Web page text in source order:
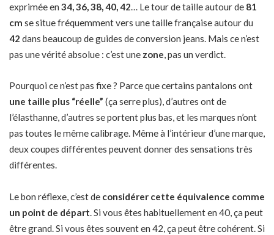
exprimée en 34, 36, 38, 40, 42 … Le tour de taille autour de 81
cm se situe fréquemment vers une taille française autour du
42 dans beaucoup de guides de conversion jeans. Mais ce n’est
pas une vérité absolue : c’est une zone , pas un verdict.
Pourquoi ce n’est pas fixe ? Parce que certains pantalons ont
une taille plus “réelle” (ça serre plus), d’autres ont de
l’élasthanne, d’autres se portent plus bas, et les marques n’ont
pas toutes le même calibrage. Même à l’intérieur d’une marque,
deux coupes différentes peuvent donner des sensations très
différentes.
Le bon réflexe, c’est de considérer cette équivalence comme
un point de départ . Si vous êtes habituellement en 40, ça peut
être grand. Si vous êtes souvent en 42, ça peut être cohérent. Si